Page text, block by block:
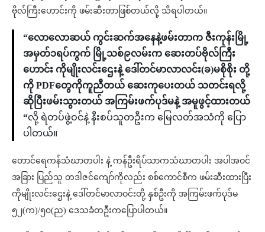
ဗိုလ်ကြီး‌ဟောင်းကို ဖမ်းဆီးတာဖြစ်တယ်လို့ သိရပါတယ်။
“လောလောဆယ် ကွင်းဆက်အနေနဲ့ဖမ်းတာက ဇီးကုန်းမြို့
အမှတ်၁ရပ်ကွက် မြို့သစ်၉လမ်းက ဆေးတပ်ဗိုလ်ကြီး
ဟောင်း ကိုမျိုးလင်းဌေးနဲ့ ဒေါ်တင်မာလာလင်း(ခ)မစိုစိုး တို့
ကို PDFတွေကိုကူညီတယ် ဆေးကုပေးတယ် သတင်းရလို့
ဆိုပြီးဖမ်းသွားတယ် အကြမ်းဖက်ပုဒ်မနဲ့ အမူဖွင့်ထားတယ်
“လို့ ရဲတပ်ဖွဲ့ဝင်နဲ့ နီးစပ်သူတဦးက မြေလတ်အသံကို ပြော
ပါတယ်။
တောင်ရေကန်သံဃာတပါး နဲ့ ကန်ဦးရိပ်သာကသံဃာတပါး အပါအဝင်
အခြား ပြည်သူ တဒါဇင်ကျော်ကိုလည်း စစ်ကောင်စီက ဖမ်းဆီးထားပြီး
ကိုမျိုးလင်းဌေးနဲ့ ဒေါ်တင်မာလာဝင်းတို့ နှစ်ဦးကို အကြမ်းဖက်ပုဒ်မ
၅၂(က)/၅၀(ည) ဒေသခံတဦးကပြောပါတယ်။